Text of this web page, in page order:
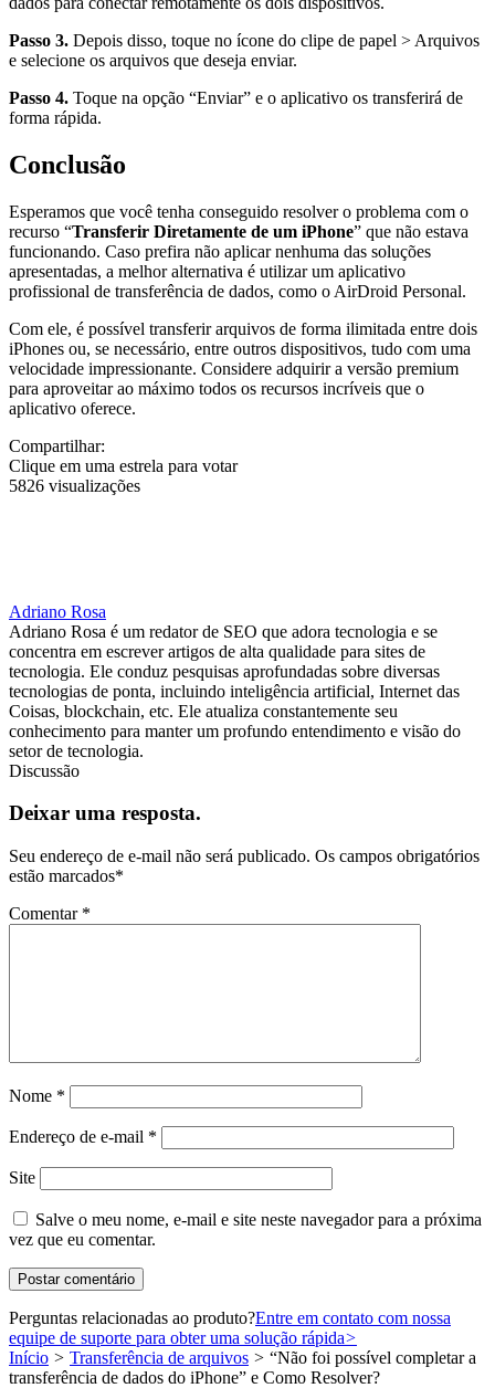
Passo 3. Depois disso, toque no ícone do clipe de papel > Arquivos
e selecione os arquivos que deseja enviar.
Passo 4. Toque na opção “Enviar” e o aplicativo os transferirá de
forma rápida.
Conclusão
Esperamos que você tenha conseguido resolver o problema com o
recurso “Transferir Diretamente de um iPhone” que não estava
funcionando. Caso prefira não aplicar nenhuma das soluções
apresentadas, a melhor alternativa é utilizar um aplicativo
profissional de transferência de dados, como o AirDroid Personal.
Com ele, é possível transferir arquivos de forma ilimitada entre dois
iPhones ou, se necessário, entre outros dispositivos, tudo com uma
velocidade impressionante. Considere adquirir a versão premium
para aproveitar ao máximo todos os recursos incríveis que o
aplicativo oferece.
Compartilhar:
Clique em uma estrela para votar
5826 visualizações
Adriano Rosa
Adriano Rosa é um redator de SEO que adora tecnologia e se
concentra em escrever artigos de alta qualidade para sites de
tecnologia. Ele conduz pesquisas aprofundadas sobre diversas
tecnologias de ponta, incluindo inteligência artificial, Internet das
Coisas, blockchain, etc. Ele atualiza constantemente seu
conhecimento para manter um profundo entendimento e visão do
setor de tecnologia.
Discussão
Deixar uma resposta.
Seu endereço de e-mail não será publicado. Os campos obrigatórios
estão marcados*
Comentar *
Nome *
Endereço de e-mail *
Site
Salve o meu nome, e-mail e site neste navegador para a próxima
vez que eu comentar.
Perguntas relacionadas ao produto?Entre em contato com nossa
equipe de suporte para obter uma solução rápida>
Início > Transferência de arquivos > “Não foi possível completar a
transferência de dados do iPhone” e Como Resolver?